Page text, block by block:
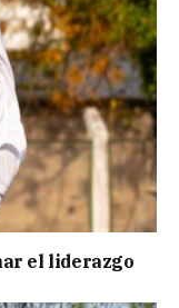
el liderazgo